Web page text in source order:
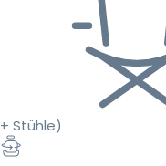
+ Stühle)